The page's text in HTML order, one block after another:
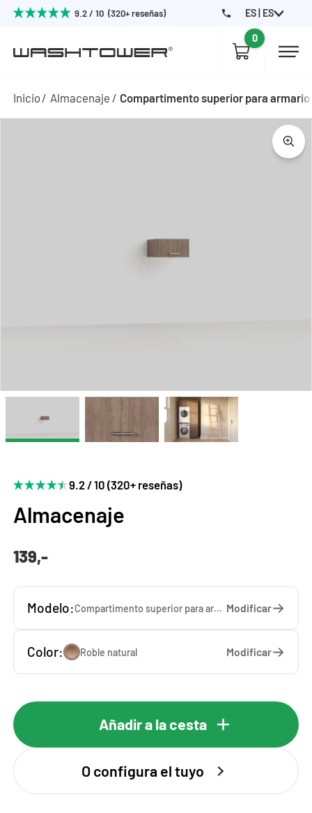
9.2 / 10 (320+ reseñas) ES | ES
0
Inicio Almacenaje Compartimento superior para
9.2 / 10 (320+ reseñas)
Almacenaje
139,-
Modelo: Compartimento superior para armario alto | WSCH26-45-E — 45 x 26 x 65 cm Modificar
Color: Roble natural Modificar
Añadir a la cesta
O configura el tuyo